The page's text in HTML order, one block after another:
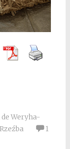
de Weryha-
Rzeźba
1